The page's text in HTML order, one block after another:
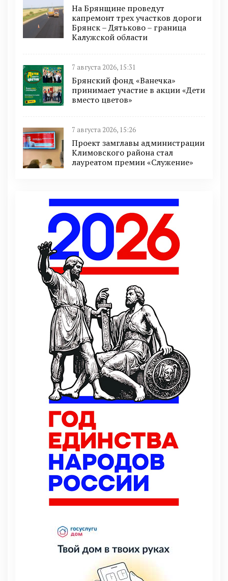
На Брянщине проведут
капремонт трех участков дороги
Брянск – Дятьково – граница
Калужской области
7 августа 2026, 15:31
Брянский фонд «Ванечка»
принимает участие в акции «Дети
вместо цветов»
7 августа 2026, 15:26
Проект замглавы администрации
Климовского района стал
лауреатом премии «Служение»